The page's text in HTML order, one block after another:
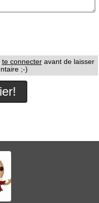
te connecteravant de laisser
;-)